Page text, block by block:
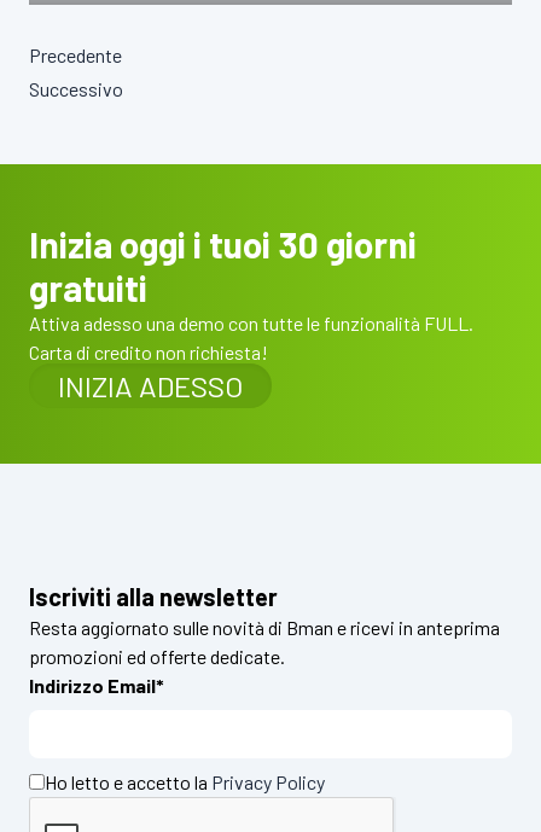
Precedente
Successivo
Inizia oggi i tuoi 30 giorni
gratuiti
Attiva adesso una demo con tutte le funzionalità FULL.
Carta di credito non richiesta!
INIZIA ADESSO
Iscriviti alla newsletter
Resta aggiornato sulle novità di Bman e ricevi in anteprima
promozioni ed offerte dedicate.
Indirizzo Email*
Ho letto e accetto la Privacy Policy